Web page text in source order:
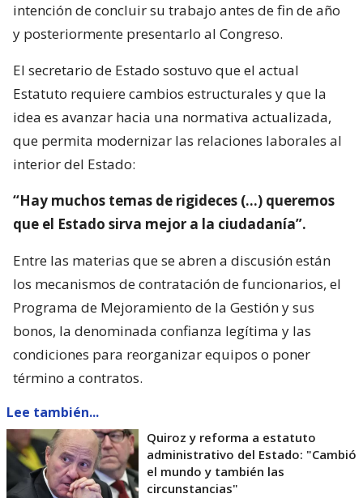
intención de concluir su trabajo antes de fin de año
y posteriormente presentarlo al Congreso.
El secretario de Estado sostuvo que el actual
Estatuto requiere cambios estructurales y que la
idea es avanzar hacia una normativa actualizada,
que permita modernizar las relaciones laborales al
interior del Estado:
“Hay muchos temas de rigideces (…) queremos
que el Estado sirva mejor a la ciudadanía”.
Entre las materias que se abren a discusión están
los mecanismos de contratación de funcionarios, el
Programa de Mejoramiento de la Gestión y sus
bonos, la denominada confianza legítima y las
condiciones para reorganizar equipos o poner
término a contratos.
Lee también...
Quiroz y reforma a estatuto
administrativo del Estado: "Cambió
el mundo y también las
circunstancias"